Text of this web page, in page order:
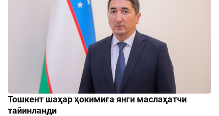
Тошкент шаҳар ҳокимига янги маслаҳатчи
тайинланди